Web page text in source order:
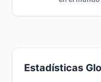
Estadísticas